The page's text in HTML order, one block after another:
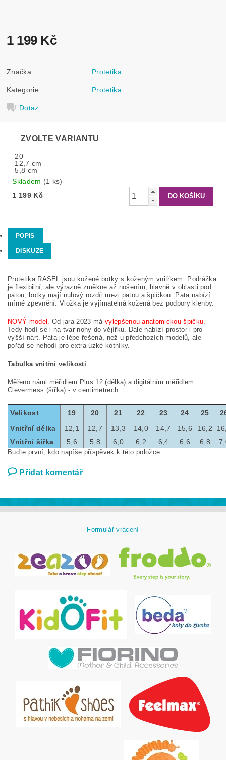
1 199 Kč
Značka Protetika
Kategorie Protetika
Dotaz
ZVOLTE VARIANTU
20
12,7 cm
5,8 cm
Skladem (1 ks)
1 199 Kč
POPIS
DISKUZE
Protetika RASEL jsou kožené botky s koženým vnitřkem. Podrážka
je flexibilní, ale výrazně změkne až nošením, hlavně v oblasti pod
patou, botky mají nulový rozdíl mezi patou a špičkou. Pata nabízí
mírné zpevnění. Vložka je vyjímatelná kožená bez podpory klenby.
NOVÝ model. Od jara 2023 má vylepšenou anatomickou špičku
Tedy hodí se i na tvar nohy do vějířku. Dále nabízí prostor i pro
vyšší nárt. Pata je lépe řešená, než u předchozích modelů, ale
pořád se nehodí pro extra úzké kotníky.
Tabulka vnitřní velikosti
Měřeno námi měřidlem Plus 12 (délka) a digitálním měřidlem
Clevermess (šířka) - v centimetrech
Velikost 19 20 21 22 23 24 25
Vnitřní délka
12,1 12,7 13,3 14,0 14,7 15,6 16,2
Vnitřní šířka
5,6 5,8 6,0 6,2 6,4 6,6 6,8
Buďte první, kdo napíše příspěvek k této položce.
Přidat komentář
Formulář vrácení